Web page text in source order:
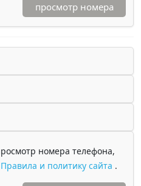
просмотр номера
номера телефона,
Правила и политику сайта .